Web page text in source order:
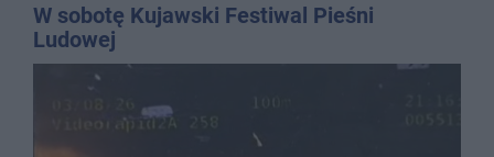
W sobotę Kujawski Festiwal Pieśni
Ludowej